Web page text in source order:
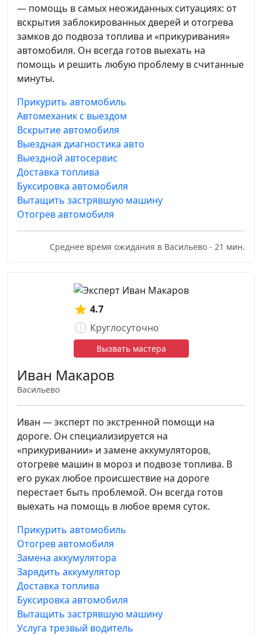
— помощь в самых неожиданных ситуациях: от
вскрытия заблокированных дверей и отогрева
замков до подвоза топлива и «прикуривания»
автомобиля. Он всегда готов выехать на
помощь и решить любую проблему в считанные
минуты.
Прикурить автомобиль
Автомеханик с выездом
Вскрытие автомобиля
Выездная диагностика авто
Выездной автосервис
Доставка топлива
Буксировка автомобиля
Вытащить застрявшую машину
Отогрев автомобиля
Среднее время ожидания в Васильево - 21 мин.
4.7
Круглосуточно
Вызвать мастера
Иван Макаров
Васильево
Иван — эксперт по экстренной помощи на
дороге. Он специализируется на
«прикуривании» и замене аккумуляторов,
отогреве машин в мороз и подвозе топлива. В
его руках любое происшествие на дороге
перестает быть проблемой. Он всегда готов
выехать на помощь в любое время суток.
Прикурить автомобиль
Отогрев автомобиля
Замена аккумулятора
Зарядить аккумулятор
Доставка топлива
Буксировка автомобиля
Вытащить застрявшую машину
Услуга трезвый водитель